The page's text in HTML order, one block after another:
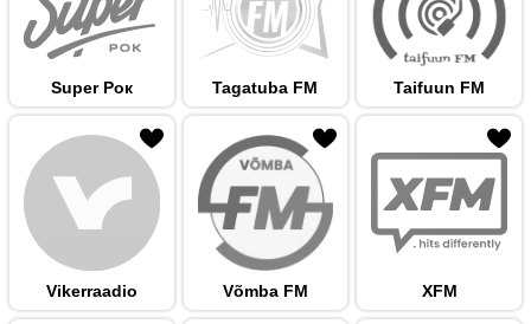
Super Рок Tagatuba FM Taifuun FM
Vikerraadio Võmba FM XFM